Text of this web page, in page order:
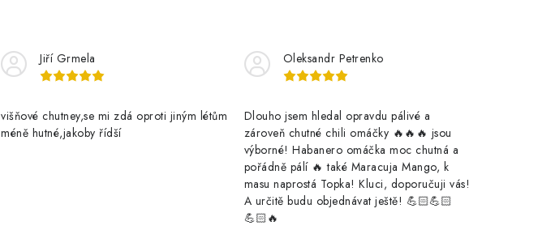
Jiří Grmela
višňové chutney,se mi zdá oproti jiným létům
méně hutné,jakoby řídší
Oleksandr Petrenko
Dlouho jsem hledal opravdu pálivé a
zároveň chutné chili omáčky 🔥🔥🔥 jsou
výborné! Habanero omáčka moc chutná a
pořádně pálí 🔥 také Maracuja Mango, k
masu naprostá Topka! Kluci, doporučuji vás!
A určitě budu objednávat ještě! 💪🏻💪🏻
💪🏻🔥